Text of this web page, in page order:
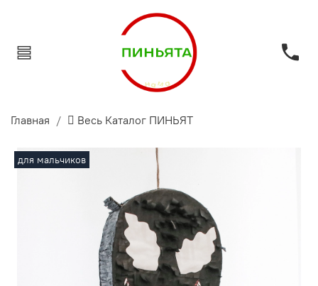
Главная  Весь Каталог ПИНЬЯТ
для мальчиков